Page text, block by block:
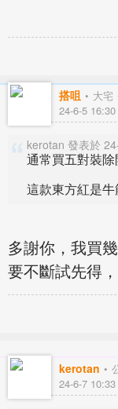
搭咀 大宅
24-6-5 16:30
kerotan 發表於
通常買五對裝
這款東方紅是
多謝你，我買
要不斷試先得
kerotan
24-6-7 10:33